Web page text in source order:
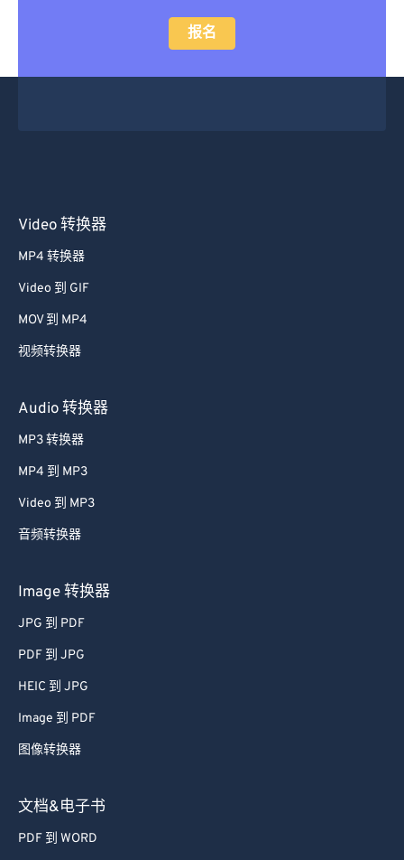
报名
Video 转换器
MP4 转换器
Video 到 GIF
MOV 到 MP4
视频转换器
Audio 转换器
MP3 转换器
MP4 到 MP3
Video 到 MP3
音频转换器
Image 转换器
JPG 到 PDF
PDF 到 JPG
HEIC 到 JPG
Image 到 PDF
图像转换器
文档&电子书
PDF 到 WORD